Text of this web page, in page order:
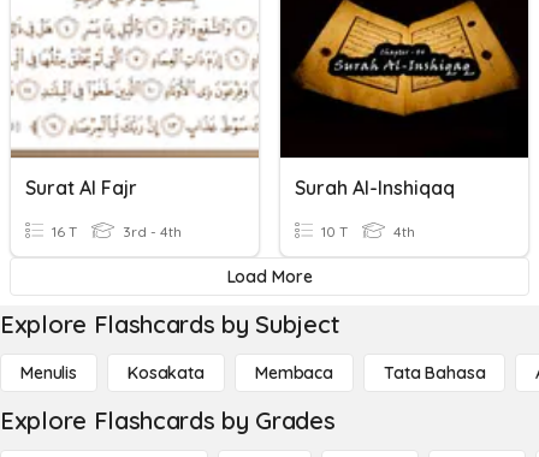
Surat Al Fajr
16 T 3rd - 4th
Surah Al-Inshiqaq
10 T 4th
Load More
Explore Flashcards by Subject
Menulis Kosakata Membaca Tata Bahasa
Explore Flashcards by Grades